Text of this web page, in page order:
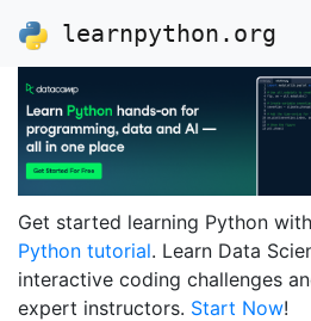
learnpython.org
Get started learning Python with
Python tutorial. Learn Data
interactive coding challenges
expert instructors. Start Now!